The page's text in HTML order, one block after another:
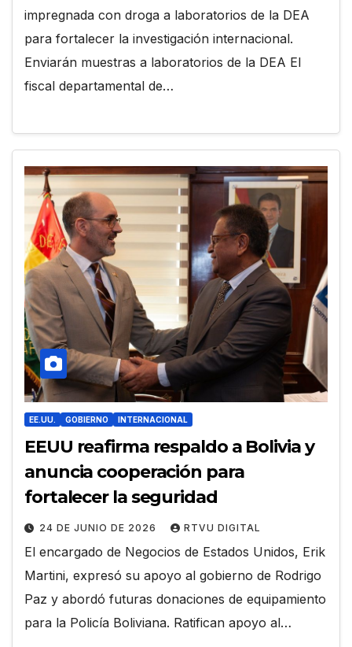
impregnada con droga a laboratorios de la DEA
para fortalecer la investigación internacional.
Enviarán muestras a laboratorios de la DEA El
fiscal departamental de…
EE.UU. GOBIERNO INTERNACIONAL
EEUU reafirma respaldo a Bolivia y
anuncia cooperación para
fortalecer la seguridad
24 DE JUNIO DE 2026 RTVU DIGITAL
El encargado de Negocios de Estados Unidos, Erik
Martini, expresó su apoyo al gobierno de Rodrigo
Paz y abordó futuras donaciones de equipamiento
para la Policía Boliviana. Ratifican apoyo al…